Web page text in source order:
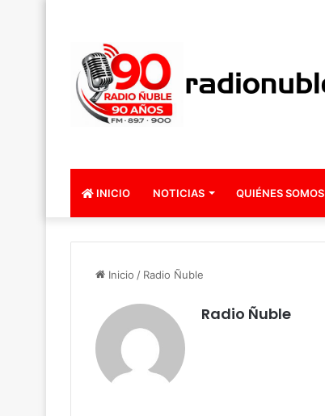
INICIO NOTICIAS QUIÉNES SOMOS
Inicio / Radio Ñuble
Radio Ñuble